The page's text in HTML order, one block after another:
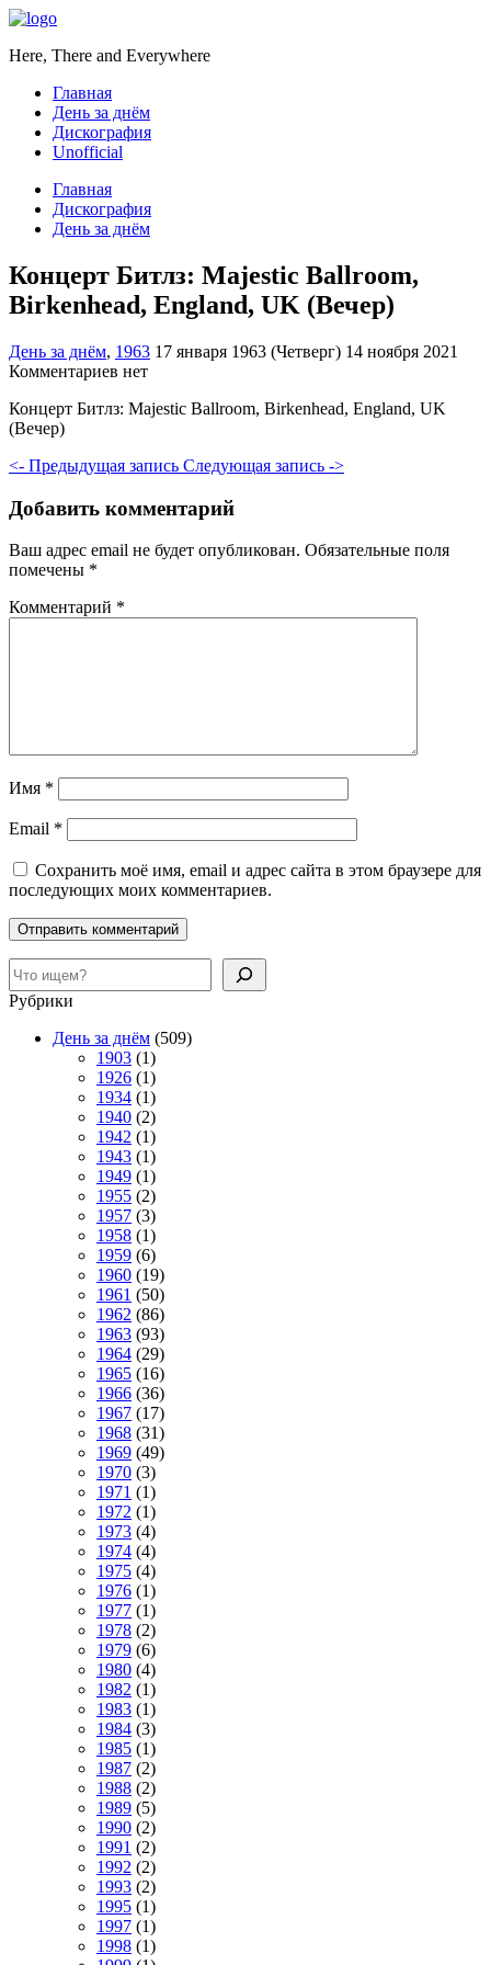
Here, There and Everywhere
Главная
День за днём
Дискография
Unofficial
Главная
Дискография
День за днём
Концерт Битлз: Majestic Ballroom,
Birkenhead, England, UK (Вечер)
День за днём, 1963 17 января 1963 (Четверг) 14 ноября 2021
Комментариев нет
Концерт Битлз: Majestic Ballroom, Birkenhead, England, UK
(Вечер)
<- Предыдущая запись Следующая запись ->
Добавить комментарий
Ваш адрес email не будет опубликован. Обязательные поля
помечены *
Комментарий *
Имя *
Email *
Сохранить моё имя, email и адрес сайта в этом браузере для
последующих моих комментариев.
Поиск
Рубрики
День за днём (509)
1903 (1)
1926 (1)
1934 (1)
1940 (2)
1942 (1)
1943 (1)
1949 (1)
1955 (2)
1957 (3)
1958 (1)
1959 (6)
1960 (19)
1961 (50)
1962 (86)
1963 (93)
1964 (29)
1965 (16)
1966 (36)
1967 (17)
1968 (31)
1969 (49)
1970 (3)
1971 (1)
1972 (1)
1973 (4)
1974 (4)
1975 (4)
1976 (1)
1977 (1)
1978 (2)
1979 (6)
1980 (4)
1982 (1)
1983 (1)
1984 (3)
1985 (1)
1987 (2)
1988 (2)
1989 (5)
1990 (2)
1991 (2)
1992 (2)
1993 (2)
1995 (1)
1997 (1)
1998 (1)